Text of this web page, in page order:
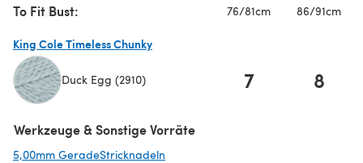
To Fit Bust: 76/81cm 86/91cm
King Cole Timeless Chunky
Duck Egg (2910) 7 8
Werkzeuge & Sonstige Vorräte
5,00mm GeradeStricknadeln